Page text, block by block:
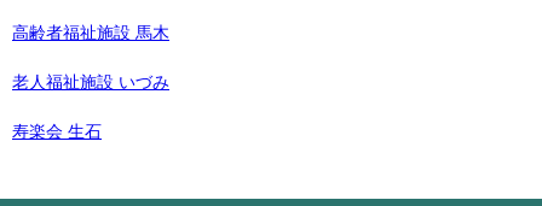
高齢者福祉施設 馬木
老人福祉施設 いづみ
寿楽会 生石